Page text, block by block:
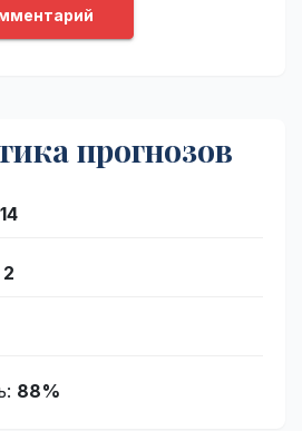
прогнозов
14
2
88%